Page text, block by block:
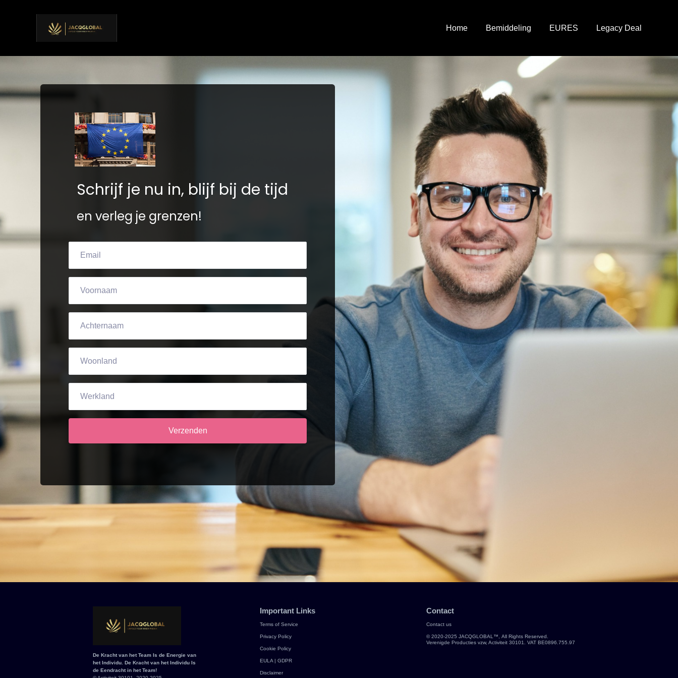
Home Bemiddeling EURES Legacy Deal
Schrijf je nu in, blijf bij de tijd
en verleg je grenzen!
Verzenden
De Kracht van het Team Is de Energie van
het Individu. De Kracht van het Individu Is
de Eendracht in het Team!
Important Links
Terms of Service
Privacy Policy
Cookie Policy
EULA | GDPR
Disclaimer
Contact
Contact us
© 2020-2025 JACQGLOBAL™, All Rights Reserved.
Verenigde Producties vzw, Activiteit 30101. VAT BE0896.755.97